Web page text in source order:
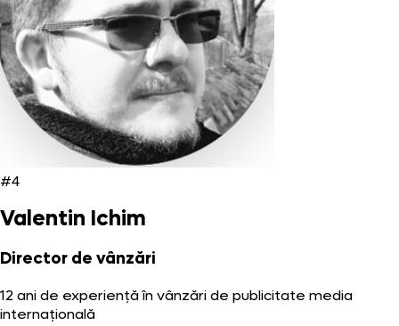
#4
Valentin Ichim
Director de vânzări
12 ani de experiență în vânzări de publicitate media
internațională